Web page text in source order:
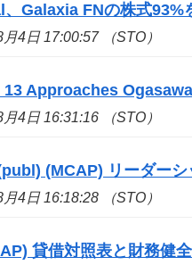
、Galaxia FNの株式
4日 17:00:57 （STO）
Approaches
4日 16:31:16 （STO）
(MCAP) リーダー
4日 16:18:28 （STO）
貸借対照表と財務健